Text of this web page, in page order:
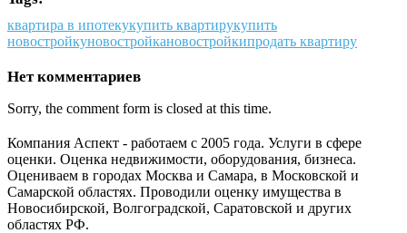
квартира в ипотекукупить квартирукупить
новостройкуновостройкановостройкипродать квартиру
Нет комментариев
Sorry, the comment form is closed at this time.
Компания Аспект - работаем с 2005 года. Услуги в сфере
оценки. Оценка недвижимости, оборудования, бизнеса.
Оцениваем в городах Москва и Самара, в Московской и
Самарской областях. Проводили оценку имущества в
Новосибирской, Волгоградской, Саратовской и других
областях РФ.